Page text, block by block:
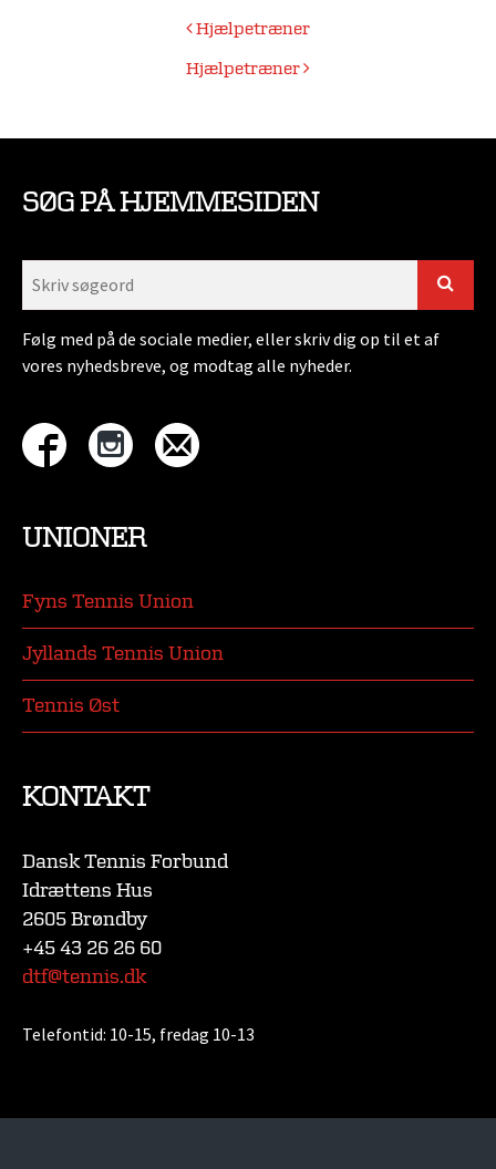
IndlægsnavigationHjælpetræner
Hjælpetræner
SØG PÅ HJEMMESIDEN
Følg med på de sociale medier, eller skriv dig op til et af
vores nyhedsbreve, og modtag alle nyheder.
UNIONER
Fyns Tennis Union
Jyllands Tennis Union
Tennis Øst
KONTAKT
Dansk Tennis Forbund
Idrættens Hus
2605 Brøndby
+45 43 26 26 60
dtf@tennis.dk
Telefontid: 10-15, fredag 10-13